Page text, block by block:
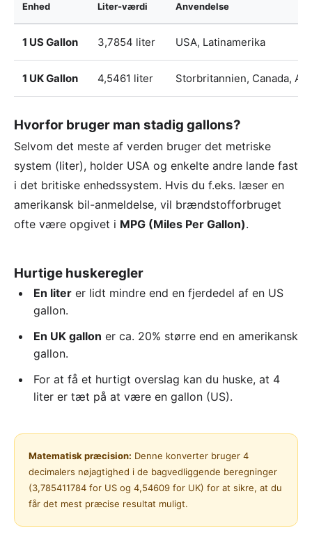
Enhed Liter-værdi Anvendelse
1 US Gallon 3,7854 liter USA, Latinamerika
1 UK Gallon 4,5461 liter Storbritannien, Canada,
Hvorfor bruger man stadig gallons?
Selvom det meste af verden bruger det metriske
system (liter), holder USA og enkelte andre lande fast
i det britiske enhedssystem. Hvis du f.eks. læser en
amerikansk bil-anmeldelse, vil brændstofforbruget
ofte være opgivet i MPG (Miles Per Gallon).
Hurtige huskeregler
En liter er lidt mindre end en fjerdedel af en US
gallon.
En UK gallon er ca. 20% større end en amerikansk
gallon.
For at få et hurtigt overslag kan du huske, at 4
liter er tæt på at være en gallon (US).
Matematisk præcision: Denne konverter bruger 4
decimalers nøjagtighed i de bagvedliggende beregninger
(3,785411784 for US og 4,54609 for UK) for at sikre, at du
får det mest præcise resultat muligt.